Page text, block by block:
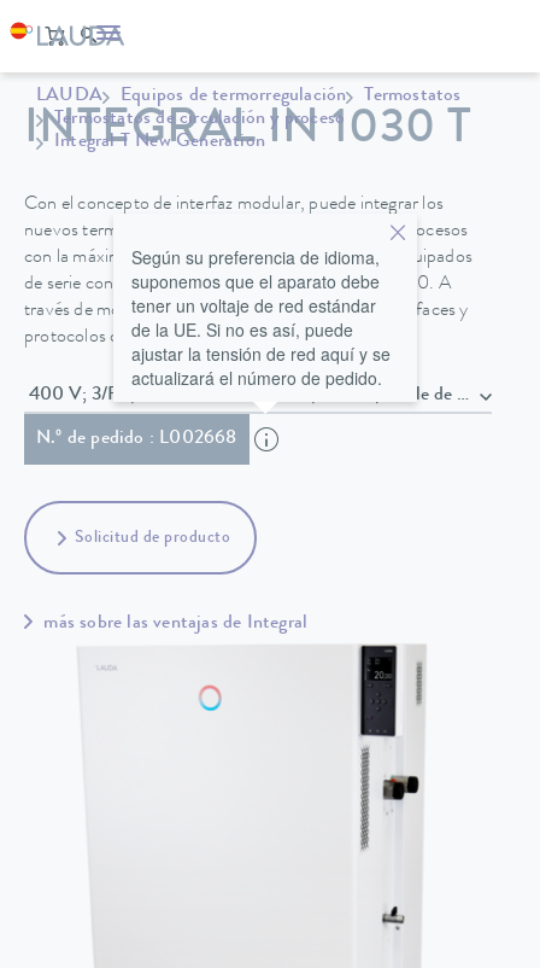
LAUDA Equipos de termorregulación
Termostatos
Termostatos de circulación y proceso
Integral T New Generation
INTEGRAL IN 1030 T
Con el concepto de interfaz modular, puede integrar los
nuevos termostatos para procesos Integral en sus procesos
con la máxima flexibilidad. Los dispositivos están equipados
de serie con interfaces como Ethernet, USB o Pt 100. A
través de módulos se pueden añadir fácilmente interfaces y
protocolos de comunicación adicionales.
400 V; 3/PE; 50 Hz & 460 V;
N.º de pedido : L002668
Según su preferencia de idioma,
suponemos que el aparato debe
tener un voltaje de red estándar
de la UE. Si no es así, puede
ajustar la tensión de red aquí y se
actualizará el número de pedido.
Solicitud de producto
más sobre las ventajas de Integral